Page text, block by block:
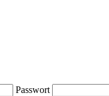
Passwort